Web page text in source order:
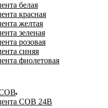
белая
красная
желтая
зеленая
розовая
синяя
фиолетовая
COB 24В